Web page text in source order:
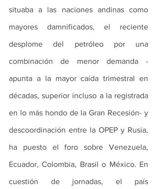
situaba a las naciones andinas como
mayores damnificados, el reciente
desplome del petróleo por una
combinación de menor demanda -
apunta a la mayor caída trimestral en
décadas, superior incluso a la registrada
en lo más hondo de la Gran Recesión- y
descoordinación entre la OPEP y Rusia,
ha puesto el foro sobre Venezuela,
Ecuador, Colombia, Brasil o México. En
cuestión de jornadas, el país